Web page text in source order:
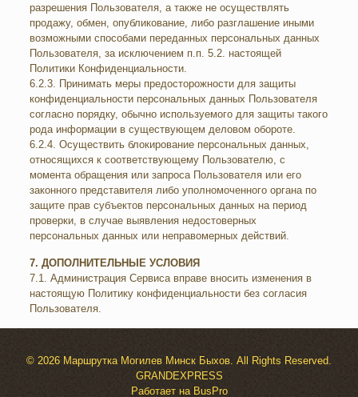
разрешения Пользователя, а также не осуществлять
продажу, обмен, опубликование, либо разглашение иными
возможными способами переданных персональных данных
Пользователя, за исключением п.п. 5.2. настоящей
Политики Конфиденциальности.
6.2.3. Принимать меры предосторожности для защиты
конфиденциальности персональных данных Пользователя
согласно порядку, обычно используемого для защиты такого
рода информации в существующем деловом обороте.
6.2.4. Осуществить блокирование персональных данных,
относящихся к соответствующему Пользователю, с
момента обращения или запроса Пользователя или его
законного представителя либо уполномоченного органа по
защите прав субъектов персональных данных на период
проверки, в случае выявления недостоверных
персональных данных или неправомерных действий.
7. ДОПОЛНИТЕЛЬНЫЕ УСЛОВИЯ
7.1. Администрация Сервиса вправе вносить изменения в
настоящую Политику конфиденциальности без согласия
Пользователя.
© 2026 Маршрутка Могилев Минск Быхов. All Rights Reserved.
GRANDEXPRESS
Работает на BusPro